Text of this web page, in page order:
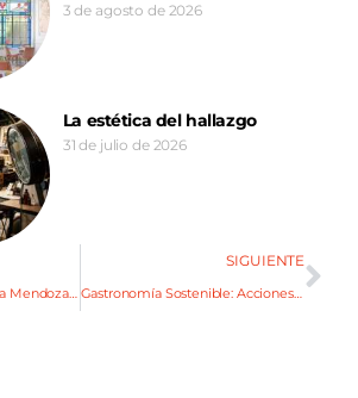
3 de agosto de 2026
La estética del hallazgo
31 de julio de 2026
El rey Carl Cox regresa a Mendoza con un show inigualable
SIGUIENTE
Gastronomía Sostenible: Acciones amables con la tierra